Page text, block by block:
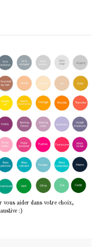
vous aider dans votre choix,
:)